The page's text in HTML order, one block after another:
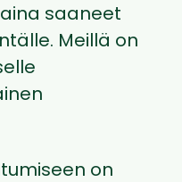
saaneet
Meillä on
on